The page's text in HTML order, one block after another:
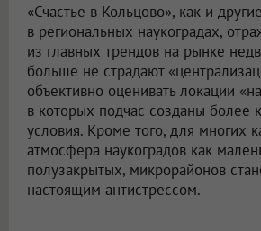
«Счастье в Кольцово», как и
в региональных наукоградах,
из главных трендов на рынке
больше не страдают
объективно оценивать локации
в которых подчас созданы более
условия. Кроме того, для многих
атмосфера наукоградов как
полузакрытых, микрорайонов
настоящим антистрессом.